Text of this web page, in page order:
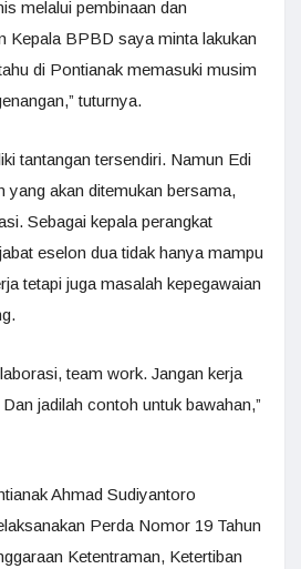
melalui pembinaan dan
Kepala BPBD saya minta lakukan
di Pontianak memasuki musim
tuturnya.
tantangan tersendiri. Namun Edi
yang akan ditemukan bersama,
Sebagai kepala perangkat
eselon dua tidak hanya mampu
tetapi juga masalah kepegawaian
team work. Jangan kerja
jadilah contoh untuk bawahan,”
Ahmad Sudiyantoro
Perda Nomor 19 Tahun
Ketentraman, Ketertiban